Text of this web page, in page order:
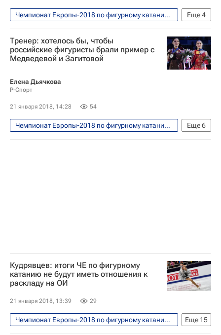
Еще4
Чемпионат Европы-2018 по фигурному катанию, Москва, 15-21 января
Фото
Фигурное катание
Спорт
Чемпионат Европы по фигурному катанию
Тренер: хотелось бы, чтобы
российские фигуристы брали пример с
Медведевой и Загитовой
Елена Дьячкова
Р-Спорт
21 января 2018, 14:28 54
Еще6
Чемпионат Европы-2018 по фигурному катанию, Москва, 15-21 января
Фигурное катание
Спорт
Кудрявцев: итоги ЧЕ по фигурному
катанию не будут иметь отношения к
раскладу на ОИ
21 января 2018, 13:39 29
Еще 15
Чемпионат Европы-2018 по фигурному катанию, Москва, 15-21 января